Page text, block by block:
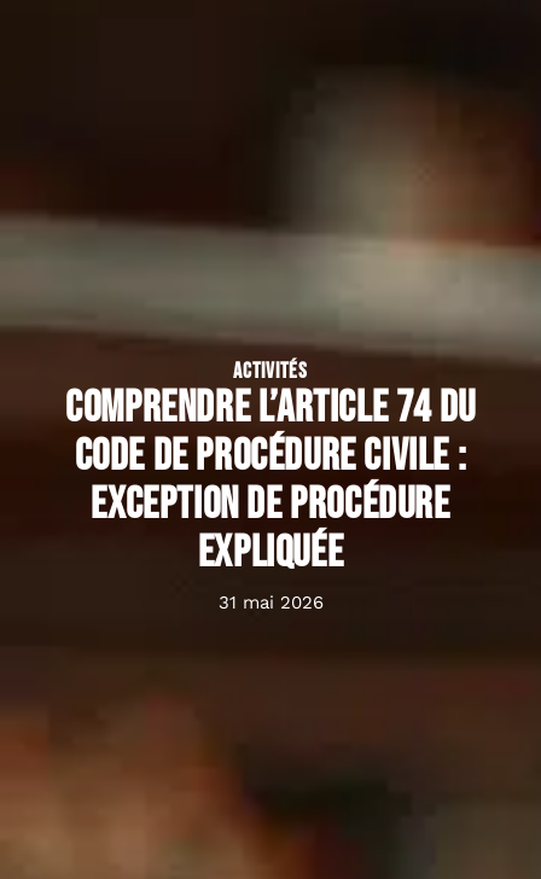
ACTIVITÉS
Comprendre l’article 74 du
Code de procédure civile :
exception de procédure
expliquée
31 mai 2026